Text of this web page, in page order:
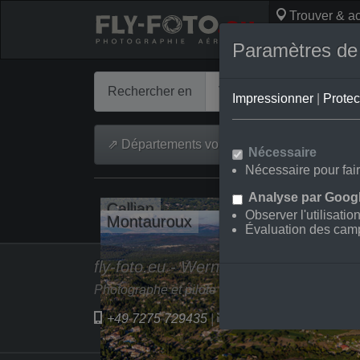
Trouver &
Rechercher en
⇗ Départements voisins
Callian
Montauroux
fly-foto.eu - Werner Riehm
Photographe et pilote depuis 2006
+49 7275 729435|
Paramètres
Impressionner
Nécessaire
Nécessaire pour
Analyse par
Observer
Évaluation des